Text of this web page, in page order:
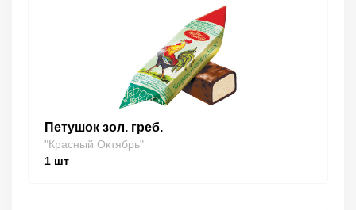
Петушок зол. греб.
"Красный Октябрь"
1 шт